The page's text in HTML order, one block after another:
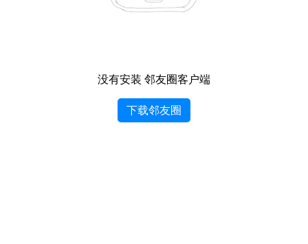
没有安装 邻友圈客户端
下载邻友圈